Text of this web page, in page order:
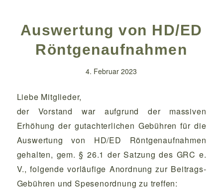
Auswertung von HD/ED
Röntgenaufnahmen
4. Februar 2023
Liebe Mitglieder,
der Vorstand war aufgrund der massiven
Erhöhung der gutachterlichen Gebühren für die
Auswertung von HD/ED Röntgenaufnahmen
gehalten, gem. § 26.1 der Satzung des GRC e.
V., folgende vorläufige Anordnung zur Beitrags-
Gebühren und Spesenordnung zu treffen: